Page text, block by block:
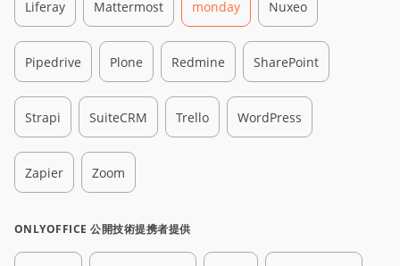
Liferay Mattermost monday Nuxeo
Pipedrive Plone Redmine SharePoint
Strapi SuiteCRM Trello WordPress
Zapier Zoom
ONLYOFFICE 公開技術提携者提供